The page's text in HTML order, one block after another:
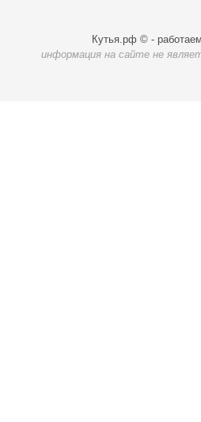
Кутья.рф © -
информация на сайте не